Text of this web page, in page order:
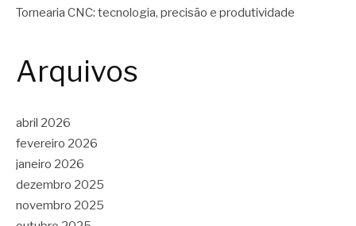
Tornearia CNC: tecnologia, precisão e produtividade
Arquivos
abril 2026
fevereiro 2026
janeiro 2026
dezembro 2025
novembro 2025